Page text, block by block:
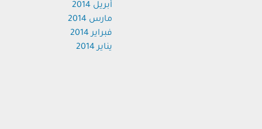
أبريل 2014
مارس 2014
فبراير 2014
يناير 2014